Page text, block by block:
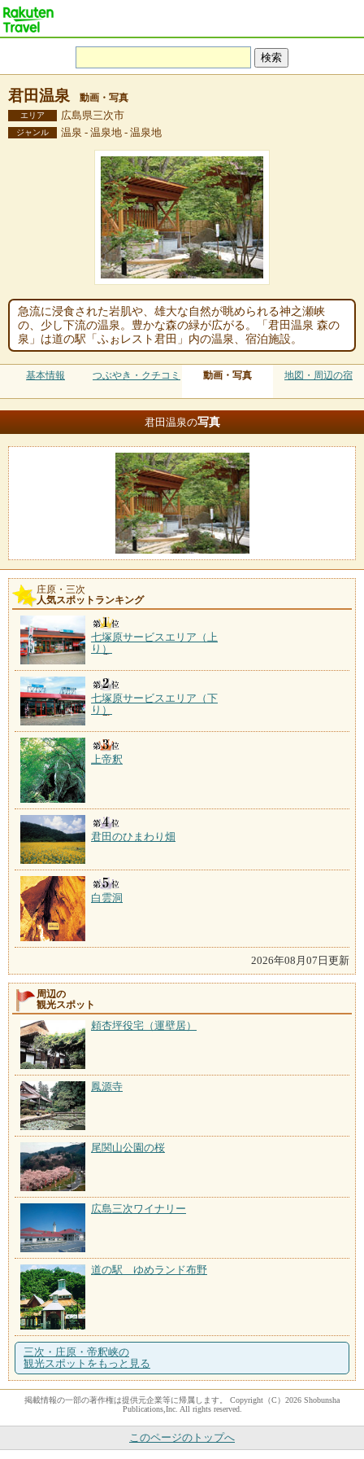
君田温泉 動画・写真
エリア 広島県三次市
ジャンル 温泉 - 温泉地 - 温泉地
急流に浸食された岩肌や、雄大な自然が眺められる神之瀬峡
の、少し下流の温泉。豊かな森の緑が広がる。「君田温泉 森の
泉」は道の駅「ふぉレスト君田」内の温泉、宿泊施設。
基本情報 つぶやき・クチコミ 動画・写真 地図・周辺の宿
君田温泉の写真
庄原・三次
人気スポットランキング
七塚原サービスエリア（上
り）
七塚原サービスエリア（下
り）
上帝釈
君田のひまわり畑
白雲洞
2026年08月07日更新
周辺の
観光スポット
頼杏坪役宅（運壁居）
鳳源寺
尾関山公園の桜
広島三次ワイナリー
道の駅 ゆめランド布野
三次・庄原・帝釈峡の
観光スポットをもっと見る
掲載情報の一部の著作権は提供元企業等に帰属します。 Copyright（C）2026 Shobunsha
Publications,Inc. All rights reserved.
このページのトップへ